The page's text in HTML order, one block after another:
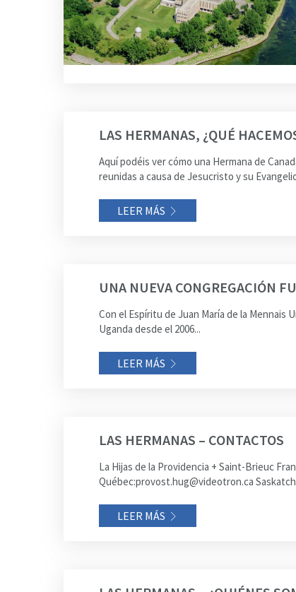
LAS HERMANAS, ¿QUÉ
Aquí podéis ver cómo una Hermana de
reunidas a causa de Jesucristo y su
LEER MÁS
UNA NUEVA CONGREGACIÓN
Con el Espíritu de Juan María de la Mennais
Uganda desde el 2006...
LEER MÁS
LAS HERMANAS – CONTACTOS
La Hijas de la Providencia + Saint-Brieuc
Québec:provost.hug@videotron.ca
LEER MÁS